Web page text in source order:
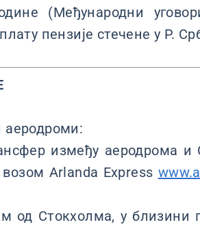
(Међународни
пензије стечене у Р.
аеродроми:
између аеродрома и
Arlanda Express
од Стокхолма, у близини